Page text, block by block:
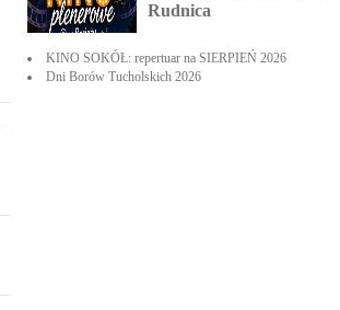
Rudnica
KINO SOKÓŁ: repertuar na SIERPIEŃ 2026
Dni Borów Tucholskich 2026